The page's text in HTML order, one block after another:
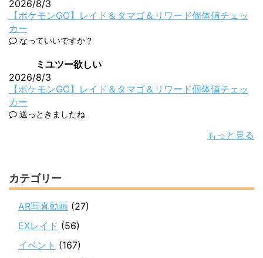
2026/8/3
【ポケモンGO】レイド＆タマゴ＆リワード個体値チェッ
カー
なっていいですか？
ミユツー欲しい
2026/8/3
【ポケモンGO】レイド＆タマゴ＆リワード個体値チェッ
カー
送っときましたね
もっと見る
カテゴリー
AR写真動画 (27)
EXレイド (56)
イベント (167)